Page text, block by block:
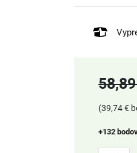
(39,74 €
+132